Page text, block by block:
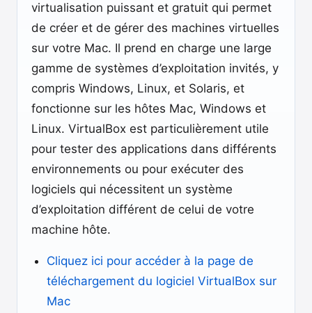
virtualisation puissant et gratuit qui permet
de créer et de gérer des machines virtuelles
sur votre Mac. Il prend en charge une large
gamme de systèmes d’exploitation invités, y
compris Windows, Linux, et Solaris, et
fonctionne sur les hôtes Mac, Windows et
Linux. VirtualBox est particulièrement utile
pour tester des applications dans différents
environnements ou pour exécuter des
logiciels qui nécessitent un système
d’exploitation différent de celui de votre
machine hôte.
Cliquez ici pour accéder à la page de
téléchargement du logiciel VirtualBox sur
Mac